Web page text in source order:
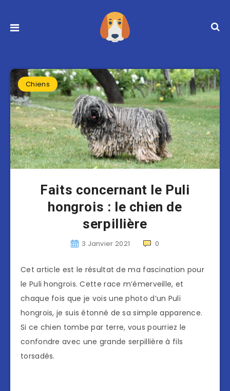
Chiens
Faits concernant le Puli
hongrois : le chien de
serpillière
3 Janvier 2021 0
Cet article est le résultat de ma fascination pour
le Puli hongrois. Cette race m’émerveille, et
chaque fois que je vois une photo d’un Puli
hongrois, je suis étonné de sa simple apparence.
Si ce chien tombe par terre, vous pourriez le
confondre avec une grande serpillière à fils
torsadés.